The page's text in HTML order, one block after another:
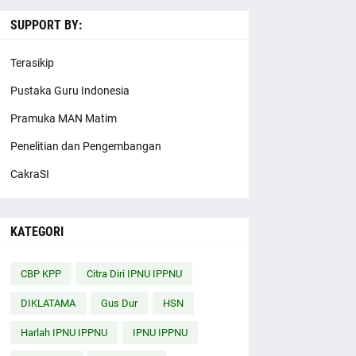
SUPPORT BY:
Terasikip
Pustaka Guru Indonesia
Pramuka MAN Matim
Penelitian dan Pengembangan
CakraSI
KATEGORI
CBP KPP Citra Diri IPNU IPPNU
DIKLATAMA Gus Dur HSN
Harlah IPNU IPPNU IPNU IPPNU